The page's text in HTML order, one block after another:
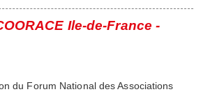
Ile-de-France -
du Forum National des Associations